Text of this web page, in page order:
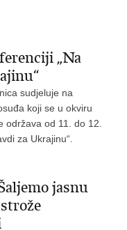
„Na
sudjeluje na
koji se u okviru
održava od 11. do 12.
za Ukrajinu“.
jasnu